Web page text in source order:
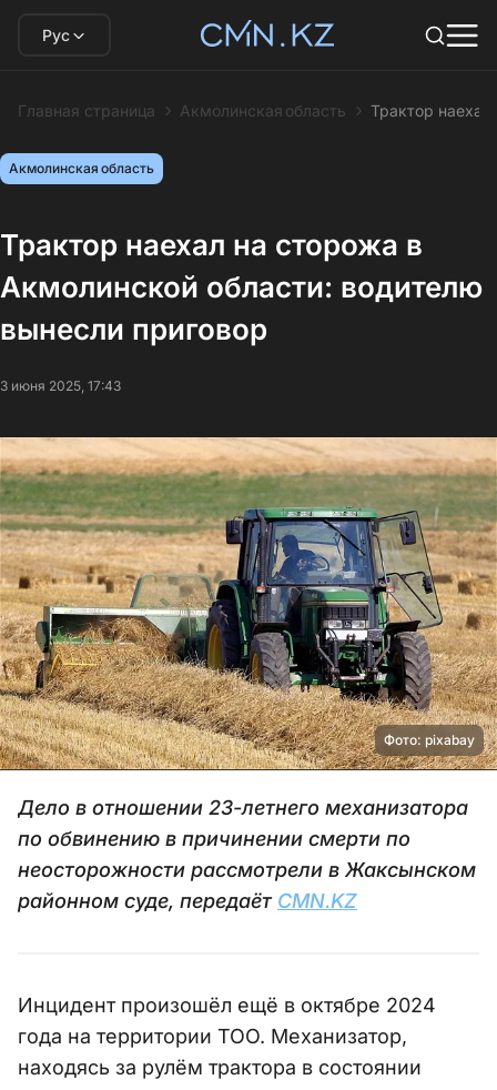
Рус
Главная страница Акмолинская область Трактор
Акмолинская область
Трактор наехал на сторожа в
Акмолинской области: водителю
вынесли приговор
3 июня 2025, 17:43
Фото: pixabay
Дело в отношении 23-летнего механизатора
по обвинению в причинении смерти по
неосторожности рассмотрели в Жаксынском
районном суде, передаёт CMN.KZ
Инцидент произошёл ещё в октябре 2024
года на территории ТОО. Механизатор,
находясь за рулём трактора в состоянии